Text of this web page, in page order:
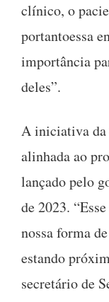
clínico, o
portantoessa
importância
deles”.
A iniciativa da
alinhada ao
lançado pelo
de 2023.
nossa forma
estando
secretário de